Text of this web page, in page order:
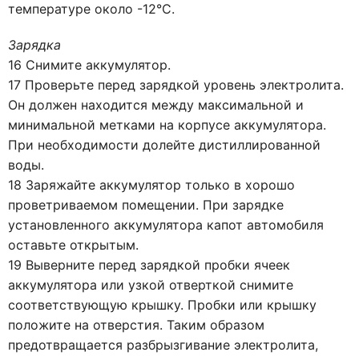
температуре около -12°С.
Зарядка
16 Снимите аккумулятор.
17 Проверьте перед зарядкой уровень электролита.
Он должен находится между максимальной и
минимальной метками на корпусе аккумулятора.
При необходимости долейте дистиллированной
воды.
18 Заряжайте аккумулятор только в хорошо
проветриваемом помещении. При зарядке
установленного аккумулятора капот автомобиля
оставьте открытым.
19 Выверните перед зарядкой пробки ячеек
аккумулятора или узкой отверткой снимите
соответствующую крышку. Пробки или крышку
положите на отверстия. Таким образом
предотвращается разбрызгивание электролита,